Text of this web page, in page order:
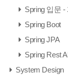
Spring 입문
Spring Boot
Spring JPA
Spring Rest
System Design